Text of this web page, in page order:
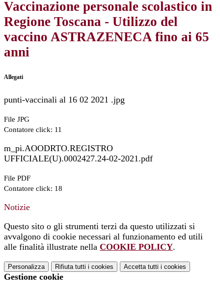
Vaccinazione personale scolastico in
Regione Toscana - Utilizzo del
vaccino ASTRAZENECA fino ai 65
anni
Allegati
punti-vaccinali al 16 02 2021 .jpg
File JPG
Contatore click: 11
m_pi.AOODRTO.REGISTRO
UFFICIALE(U).0002427.24-02-2021.pdf
File PDF
Contatore click: 18
Notizie
Questo sito o gli strumenti terzi da questo utilizzati si
avvalgono di cookie necessari al funzionamento ed utili
alle finalità illustrate nella COOKIE POLICY.
Personalizza Rifiuta tutti i cookies Accetta tutti i cookies
Gestione cookie